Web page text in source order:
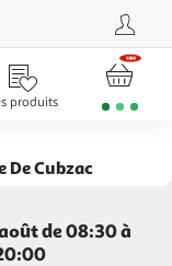
produits
Cubzac
de 08:30 à